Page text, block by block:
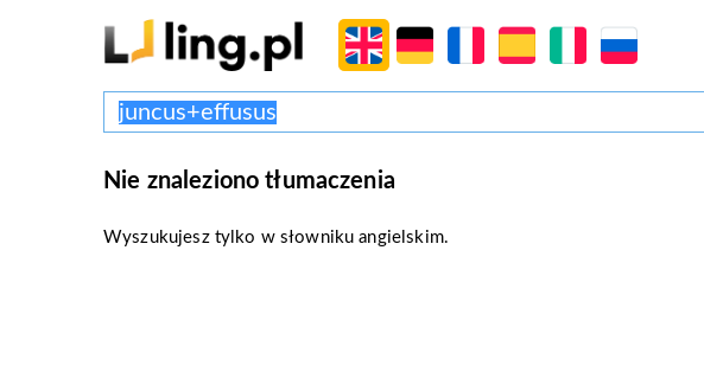
Nie znaleziono tłumaczenia
Wyszukujesz tylko w słowniku angielskim.